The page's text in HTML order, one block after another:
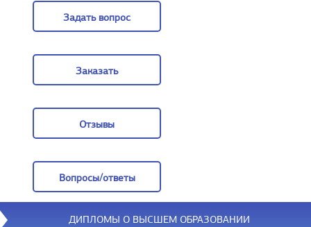
Задать вопрос
Заказать
Отзывы
Вопросы/ответы
Вопросы/ответы
ДИПЛОМЫ О ВЫСШЕМ ОБРАЗОВАНИИ